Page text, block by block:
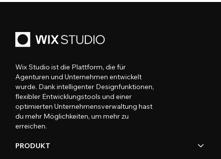
Wix Studio ist die Plattform, die für
Agenturen und Unternehmen entwickelt
wurde. Dank intelligenter Designfunktionen,
flexibler Entwicklungstools und einer
optimierten Unternehmensverwaltung hast
du mehr Möglichkeiten, um mehr zu
erreichen.
PRODUKT